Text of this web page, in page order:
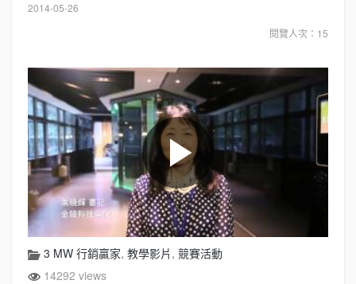
2014-05-26
閱覽人次：15
3 MW 行銷贏家, 教學影片 , 競賽活動
14292 views